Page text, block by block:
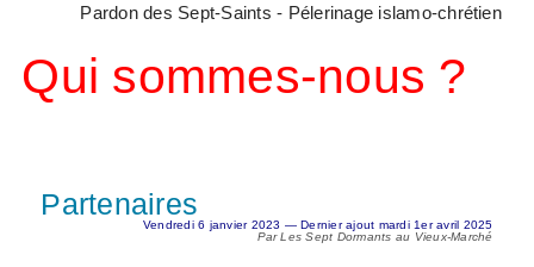
Pardon des Sept-Saints - Pélerinage islamo-chrétien
Qui sommes-nous ?
Partenaires
Vendredi 6 janvier 2023 — Dernier ajout mardi 1er avril 2025
Par Les Sept Dormants au Vieux-Marché